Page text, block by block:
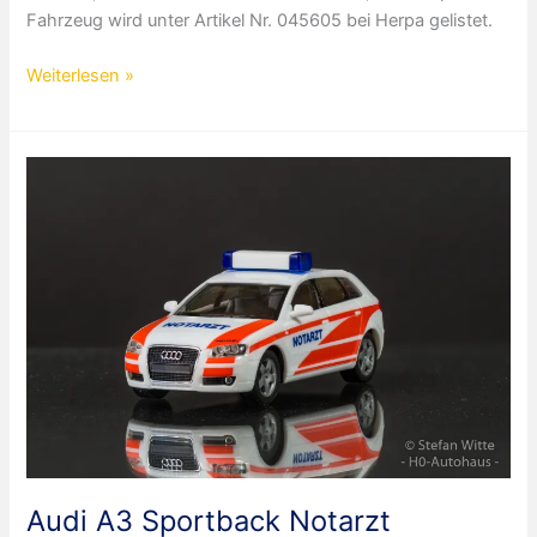
Fahrzeug wird unter Artikel Nr. 045605 bei Herpa gelistet.
BMW
Deutsches
Weiterlesen »
Audi A3 Sportback Notarzt